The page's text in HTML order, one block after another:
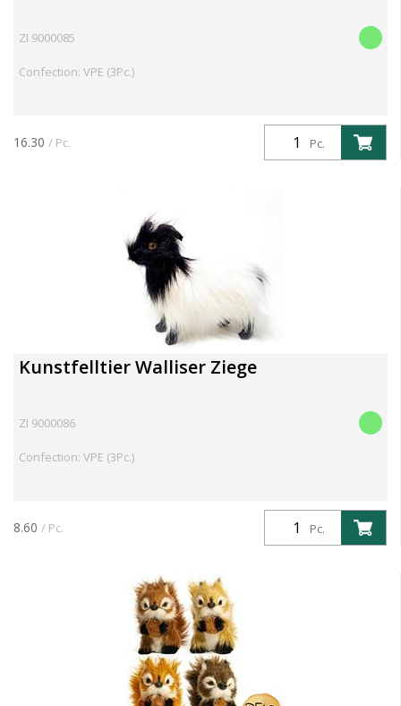
ZI 9000085
Confection: VPE (3Pc.)
Pc.
16.30 / Pc.
Kunstfelltier Walliser Ziege
ZI 9000086
Confection: VPE (3Pc.)
Pc.
8.60 / Pc.